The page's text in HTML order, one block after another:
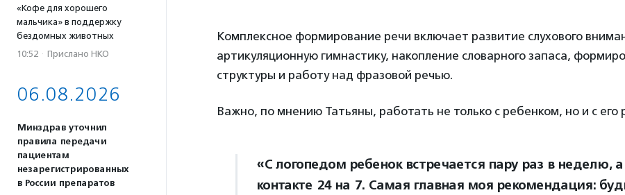
«Кофе для хорошего
мальчика» в поддержку
бездомных животных
10:52 · Прислано НКО
06.08.2026
Минздрав уточнил
правила передачи
пациентам
незарегистрированных
в России препаратов
Комплексное формирование речи включает развитие слухового
артикуляционную гимнастику, накопление словарного запаса,
структуры и работу над фразовой речью.
Важно, по мнению Татьяны, работать не только с ребенком, но и с его
«С логопедом ребенок встречается пару раз в неделю,
контакте 24 на 7. Самая главная моя рекомендация: